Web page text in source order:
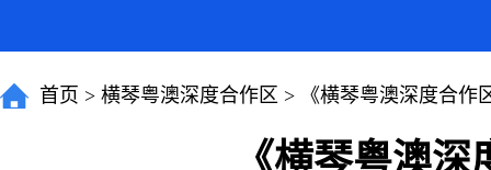
首页 > 横琴粤澳深度合作区 > 《横琴粤澳深度合作
《横琴粤澳